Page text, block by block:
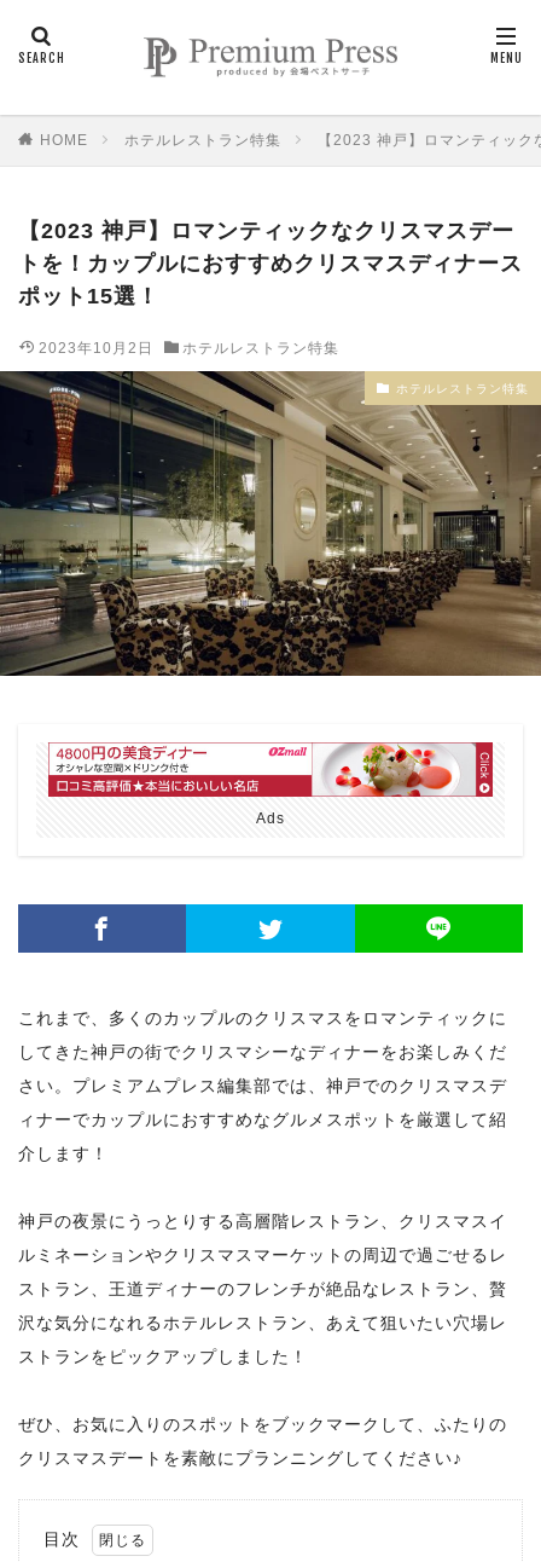
HOME ホテルレストラン特集 【2023 神戸】ロマンティッ
【2023 神戸】ロマンティックなクリスマスデー
トを！カップルにおすすめクリスマスディナース
ポット15選！
2023年10月2日 ホテルレストラン特集
ホテルレストラン特集
Ads
これまで、多くのカップルのクリスマスをロマンティックに
してきた神戸の街でクリスマシーなディナーをお楽しみくだ
さい。プレミアムプレス編集部では、神戸でのクリスマスデ
ィナーでカップルにおすすめなグルメスポットを厳選して紹
介します！
神戸の夜景にうっとりする高層階レストラン、クリスマスイ
ルミネーションやクリスマスマーケットの周辺で過ごせるレ
ストラン、王道ディナーのフレンチが絶品なレストラン、贅
沢な気分になれるホテルレストラン、あえて狙いたい穴場レ
ストランをピックアップしました！
ぜひ、お気に入りのスポットをブックマークして、ふたりの
クリスマスデートを素敵にプランニングしてください♪
目次